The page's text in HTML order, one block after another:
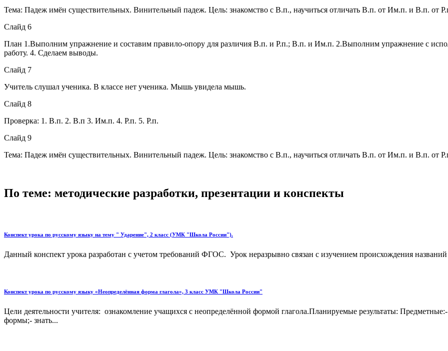
Тема: Падеж имён существительных. Винительный падеж. Цель: знакомство с В.п., научиться отличать В.п. от Им.п. и В.п. от
Слайд 6
План 1.Выполним упражнение и составим правило-опору для различия В.п. и Р.п.; В.п. и Им.п. 2.Выполним упражнение с
работу. 4. Сделаем выводы.
Слайд 7
Учитель слушал ученика. В классе нет ученика. Мышь увидела мышь.
Слайд 8
Проверка: 1. В.п. 2. В.п 3. Им.п. 4. Р.п. 5. Р.п.
Слайд 9
Тема: Падеж имён существительных. Винительный падеж. Цель: знакомство с В.п., научиться отличать В.п. от Им.п. и В.п. от
По теме: методические разработки, презентации и конспекты
Конспект урока по русскому языку на тему " Ударение", 2 класс (УМК "Школа России").
Данный конспект урока разработан с учетом требований ФГОС. Урок неразрывно связан с изучением происхождения
Конспект урока по русскому языку «Неопределённая форма глагола», 3 класс УМК "Школа России"
Цели деятельности учителя: ознакомление учащихся с неопределённой формой глагола.Планируемые результаты:
формы;- знать...